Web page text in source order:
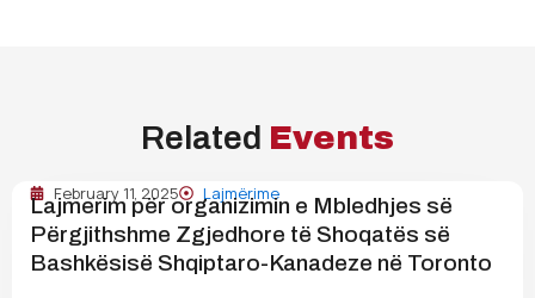
Related Events
February 11, 2025 Lajmërime
Lajmerim për organizimin e Mbledhjes së
Përgjithshme Zgjedhore të Shoqatës së
Bashkësisë Shqiptaro-Kanadeze në Toronto